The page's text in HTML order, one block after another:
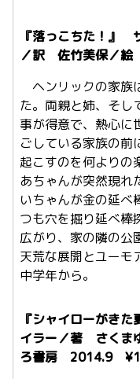
『落っこちた！』
／訳 佐竹美保／
ヘンリックの家族
た。両親と姉、そし
事が得意で、熱心に
ごしている家族の前
起こすのを何よりの
あちゃんが突然現れ
いちゃんが金の延べ
つも穴を掘り延べ棒
広がり、家の隣の
天荒な展開とユーモ
中学年から。
『シャイローがき
イラー／著 さく
ろ書房 2014.9